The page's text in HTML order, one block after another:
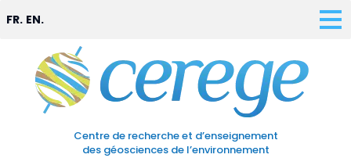
Centre de recherche et d’enseignement
des géosciences de l’environnement
FR. EN.